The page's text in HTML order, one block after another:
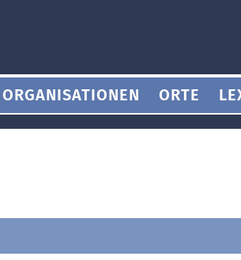
ORGANISATIONEN ORTE